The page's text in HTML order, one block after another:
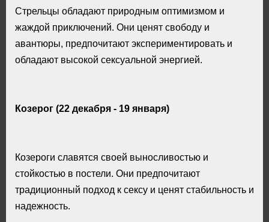
Стрельцы обладают природным оптимизмом и
жаждой приключений. Они ценят свободу и
авантюры, предпочитают экспериментировать и
обладают высокой сексуальной энергией.
Козерог (22 декабря - 19 января)
Козероги славятся своей выносливостью и
стойкостью в постели. Они предпочитают
традиционный подход к сексу и ценят стабильность и
надежность.